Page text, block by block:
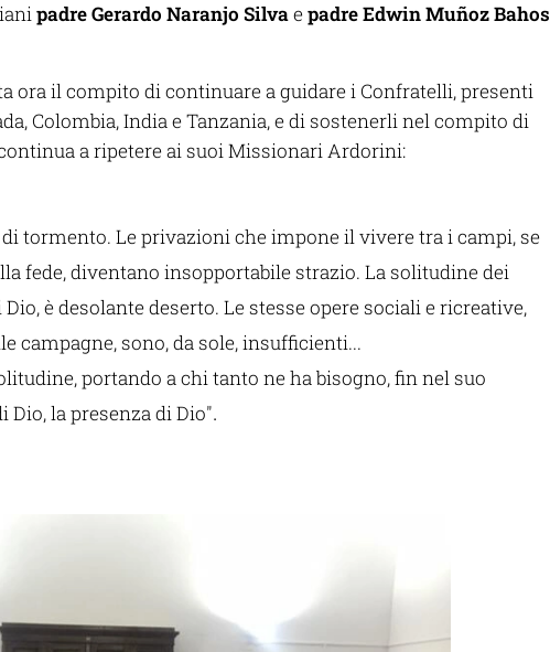
padre Gerardo Naranjo Silvaepadre Edwin Muñoz Bahos
ora il compito di continuare a guidare i Confratelli, presenti
Colombia, India e Tanzania, e di sostenerli nel compito di
a ripetere ai suoi Missionari Ardorini:
tormento. Le privazioni che impone il vivere tra i campi, se
fede, diventano insopportabile strazio. La solitudine dei
è desolante deserto. Le stesse opere sociali e ricreative,
campagne, sono, da sole, insufficienti...
portando a chi tanto ne ha bisogno, fin nel suo
Dio, la presenza di Dio".